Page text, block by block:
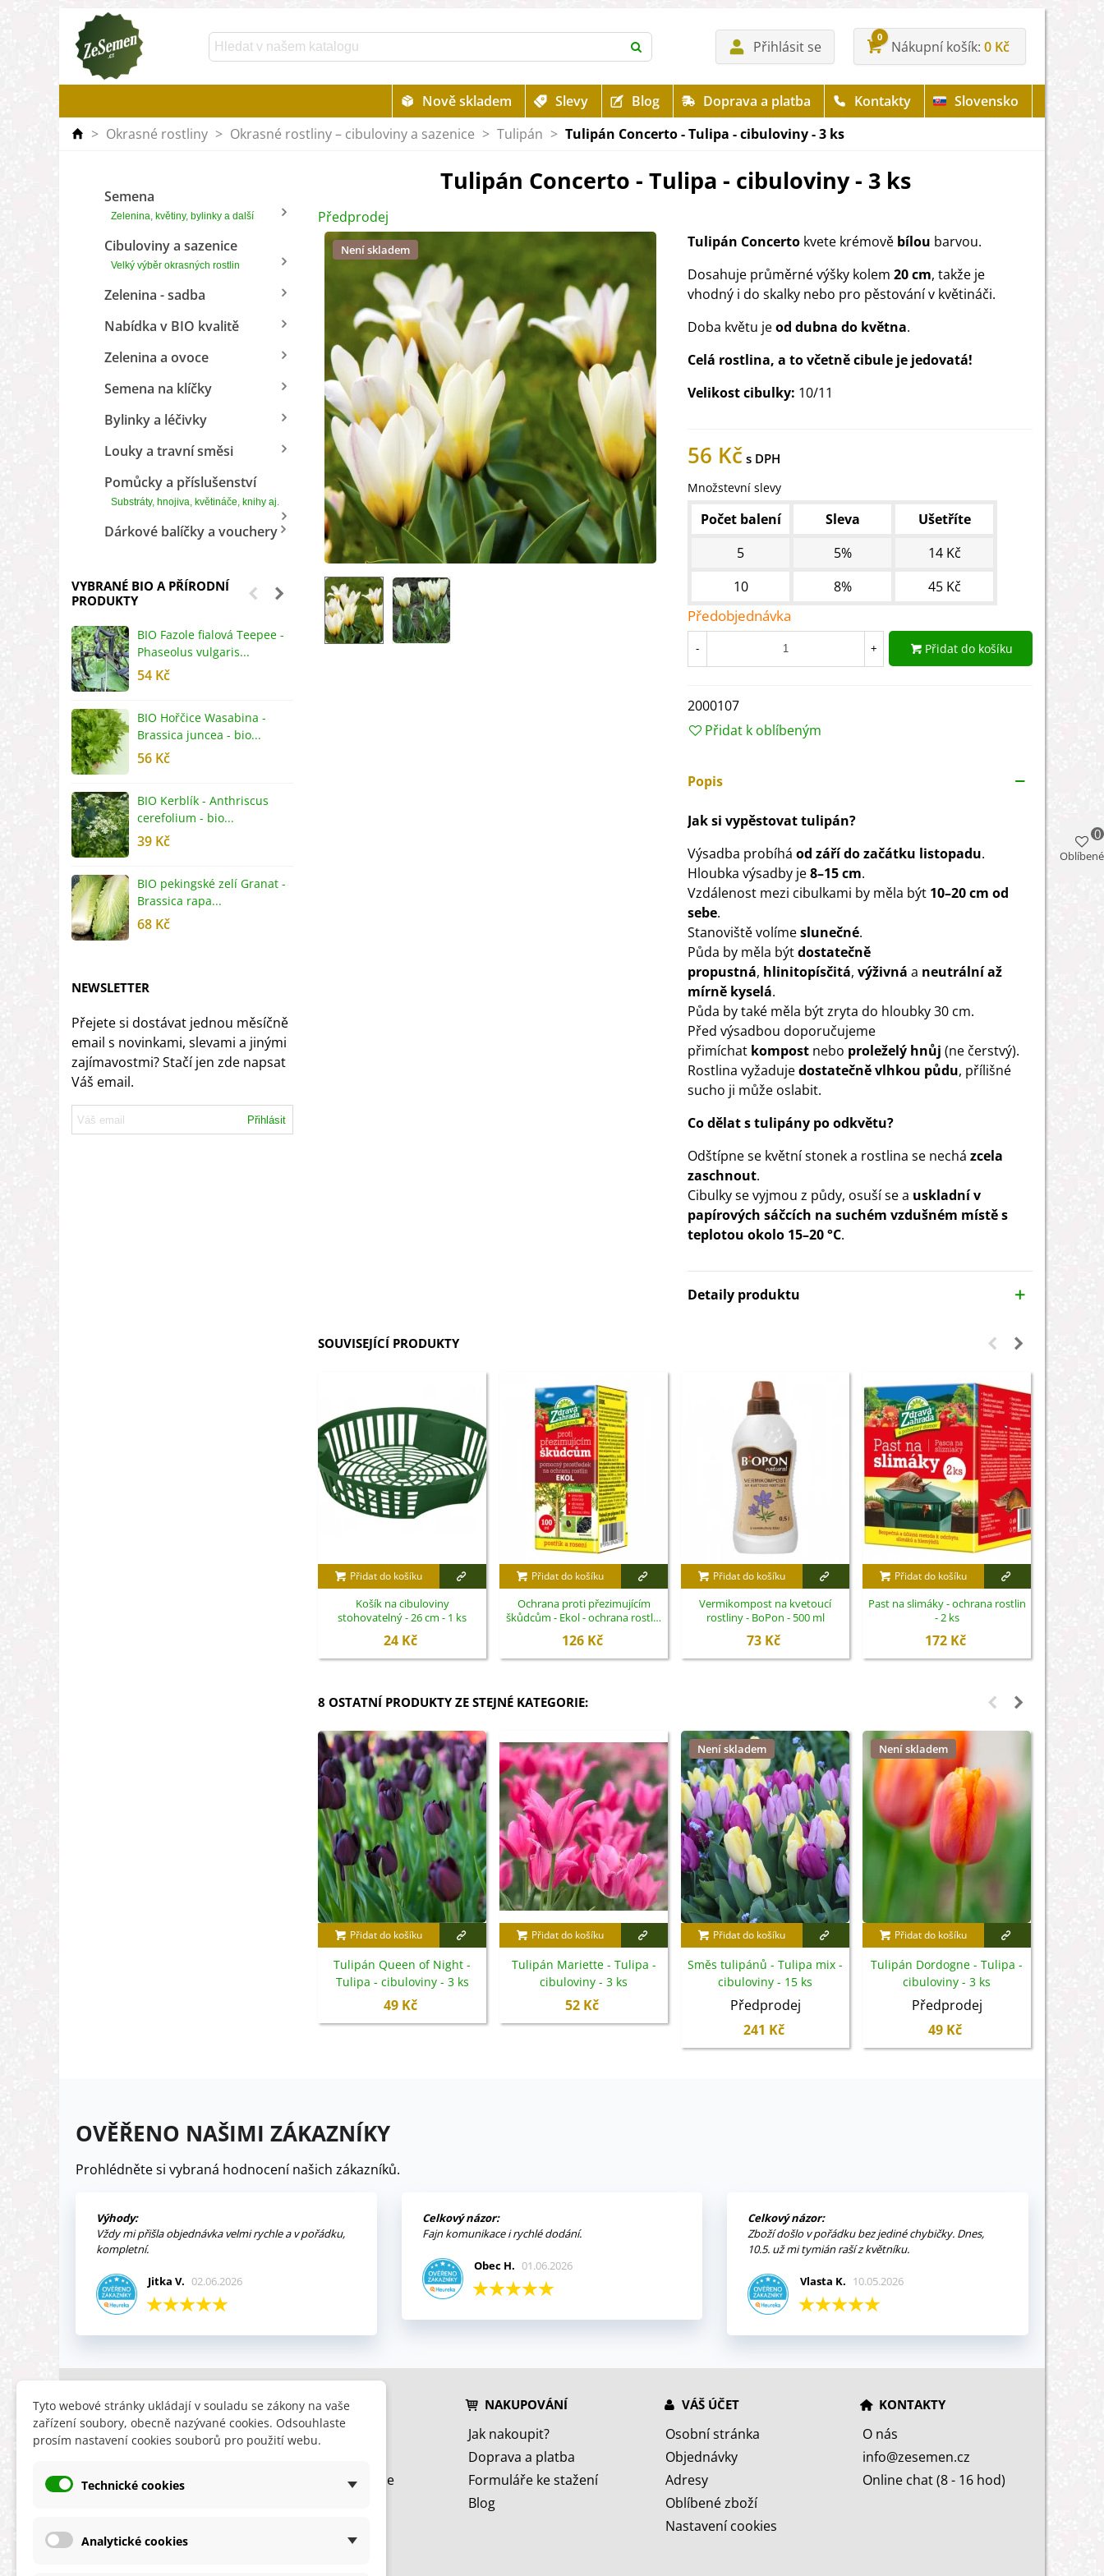
Přihlásit se
0
Nákupní košík 0 Kč
Nově skladem Slevy Blog Doprava a platba Kontakty
Slovensko
> Okrasné rostliny > Okrasné rostliny – cibuloviny a sazenice > Tulipán > Tulipán Concerto - Tulipa - cibuloviny - 3 ks
Semena
Zelenina, květiny, bylinky a další
Cibuloviny a sazenice
Velký výběr okrasných rostlin
Zelenina - sadba
Nabídka v BIO kvalitě
Zelenina a ovoce
Semena na klíčky
Bylinky a léčivky
Louky a travní směsi
Pomůcky a příslušenství
Substráty, hnojiva, květináče, knihy aj.
Dárkové balíčky a vouchery
VYBRANÉ BIO A PŘÍRODNÍ
PRODUKTY
BIO Fazole fialová Teepee -
Phaseolus vulgaris...
54 Kč
BIO Hořčice Wasabina -
Brassica juncea - bio...
56 Kč
BIO Kerblík - Anthriscus
cerefolium - bio...
39 Kč
BIO pekingské zelí Granat -
Brassica rapa...
68 Kč
BIO Ředkev bílá Laurin -
NEWSLETTER
Přejete si dostávat jednou měsíčně
email s novinkami, slevami a jinými
zajímavostmi? Stačí jen zde napsat
Váš email.
Přihlásit
Tulipán Concerto - Tulipa - cibuloviny - 3 ks
Předprodej
Není skladem Tulipán Concerto kvete krémově bílou barvou.
Dosahuje průměrné výšky kolem 20 cm, takže je
vhodný i do skalky nebo pro pěstování v květináči.
Doba květu jeod dubna do května.
Celá rostlina, a to včetně cibule je jedovatá!
Velikost cibulky: 10/11
56 Kč
Množstevní slevy
Počet balení Sleva
Ušetříte
5
5%
14 Kč
10
8% 45 Kč
Předobjednávka
- + Přidat do košíku
2000107
Přidat k oblíbeným
Popis
Jak si vypěstovat tulipán?
Výsadba probíhá od září dozačátku listopadu.
Hloubka výsadby je8–15 cm.
Vzdálenost mezi cibulkami by měla být 10–20 cm od
sebe.
Stanoviště volímeslunečné.
Půda by měla býtdostatečně
propustná, hlinitopísčitá, výživná a neutrální až
mírně kyselá.
Půda by také měla být zryta do hloubky 30 cm.
Před výsadbou doporučujeme
přimíchat kompost nebo proleželý hnůj (ne čerstvý).
Rostlina vyžadujedostatečně vlhkou půdu, přílišné
sucho ji může oslabit.
Co dělat s tulipány po odkvětu?
Odštípne se květní stonek a rostlina se nechá zcela
zaschnout.
Cibulky se vyjmou z půdy, osuší se a uskladní v
papírových sáčcích na suchém vzdušném místěs
teplotou okolo 15–20 °C.
Detaily produktu
SOUVISEJÍCÍ PRODUKTY
Přidat do košíku
Košík na cibuloviny
stohovatelný - 26 cm - 1 ks
24 Kč
Přidat do košíku
Ochrana proti přezimujícím
škůdcům - Ekol - ochrana rostlin
126 Kč
Přidat do košíku
Vermikompost na kvetoucí
rostliny - BoPon - 500 ml
73 Kč
Přidat do košíku
Past na slimáky - ochrana rostlin
- 2 ks
172 Kč
8 OSTATNÍ PRODUKTY ZE STEJNÉ KATEGORIE:
Přidat do košíku
Tulipán Queen of Night -
Tulipa - cibuloviny - 3 ks
49 Kč
Přidat do košíku
Tulipán Mariette - Tulipa -
cibuloviny - 3 ks
52 Kč
Není skladem
Přidat do košíku
Směs tulipánů - Tulipa mix -
cibuloviny - 15 ks
Předprodej
241 Kč
Není skladem
Přidat do košíku
Tulipán Dordogne - Tulipa -
cibuloviny - 3 ks
Předprodej
49 Kč
OVĚŘENO NAŠIMI ZÁKAZNÍKY
Prohlédněte si vybraná hodnocení našich zákazníků.
Výhody:
Vždy mi přišla objednávka velmi rychle a v pořádku,
kompletní.
Jitka V. 02.06.2026
Celkový názor:
Fajn komunikace i rychlé dodání.
Obec H. 01.06.2026
Celkový názor:
Zboží došlo v pořádku bez jediné chybičky. Dnes,
10.5. už mi tymián raší z květníku.
Vlasta K. 10.05.2026
INFORMACE
Obchodní podmínky
Ochrana osobních údajů
HLEDÁTE
Slevy
Nyní doporučujeme
NAKUPOVÁNÍ
Jak nakoupit?
Doprava a platba
Formuláře ke stažení
Blog
VÁŠ ÚČET
Osobní stránka
Objednávky
Adresy
Oblíbené zboží
Nastavení cookies
KONTAKTY
O nás
info@zesemen.cz
Online chat (8 - 16 hod)
Oblíbené
0
Tyto webové stránky ukládají v souladu se zákony na vaše
zařízení soubory, obecně nazývané cookies. Odsouhlaste
prosím nastavení cookies souborů pro použití webu.
Technické cookies
Analytické cookies